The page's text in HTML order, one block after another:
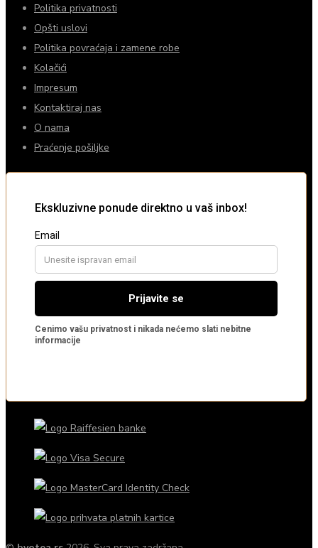
Politika privatnosti
Opšti uslovi
Politika povraćaja i zamene robe
Kolačići
Impresum
Kontaktiraj nas
O nama
Praćenje pošiljke